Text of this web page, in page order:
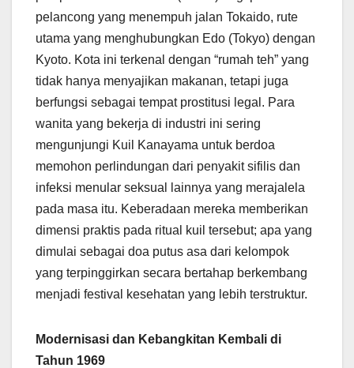
pelancong yang menempuh jalan Tokaido, rute
utama yang menghubungkan Edo (Tokyo) dengan
Kyoto. Kota ini terkenal dengan “rumah teh” yang
tidak hanya menyajikan makanan, tetapi juga
berfungsi sebagai tempat prostitusi legal. Para
wanita yang bekerja di industri ini sering
mengunjungi Kuil Kanayama untuk berdoa
memohon perlindungan dari penyakit sifilis dan
infeksi menular seksual lainnya yang merajalela
pada masa itu. Keberadaan mereka memberikan
dimensi praktis pada ritual kuil tersebut; apa yang
dimulai sebagai doa putus asa dari kelompok
yang terpinggirkan secara bertahap berkembang
menjadi festival kesehatan yang lebih terstruktur.
Modernisasi dan Kebangkitan Kembali di
Tahun 1969